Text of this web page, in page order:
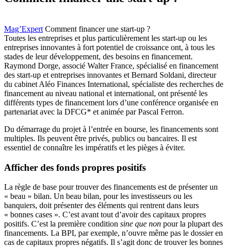
Mag’Expert Comment financer une start-up ?
Toutes les entreprises et plus particulièrement les start-up ou les
entreprises innovantes à fort potentiel de croissance ont, à tous les
stades de leur développement, des besoins en financement.
Raymond Dorge, associé Walter France, spécialisé en financement
des start-up et entreprises innovantes et Bernard Soldani, directeur
du cabinet Aléo Finances International, spécialiste des recherches de
financement au niveau national et international, ont présenté les
différents types de financement lors d’une conférence organisée en
partenariat avec la DFCG* et animée par Pascal Ferron.
Du démarrage du projet à l’entrée en bourse, les financements sont
multiples. Ils peuvent être privés, publics ou bancaires. Il est
essentiel de connaître les impératifs et les pièges à éviter.
Afficher des fonds propres positifs
La règle de base pour trouver des financements est de présenter un
« beau » bilan. Un beau bilan, pour les investisseurs ou les
banquiers, doit présenter des éléments qui rentrent dans leurs
« bonnes cases ». C’est avant tout d’avoir des capitaux propres
positifs. C’est la première condition sine que non pour la plupart des
financements. La BPI, par exemple, n’ouvre même pas le dossier en
cas de capitaux propres négatifs. Il s’agit donc de trouver les bonnes